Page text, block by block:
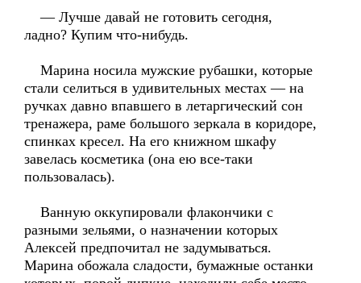
— Лучше давай не готовить сегодня,
ладно? Купим что-нибудь.
Марина носила мужские рубашки, которые
стали селиться в удивительных местах — на
ручках давно впавшего в летаргический сон
тренажера, раме большого зеркала в коридоре,
спинках кресел. На его книжном шкафу
завелась косметика (она ею все-таки
пользовалась).
Ванную оккупировали флакончики с
разными зельями, о назначении которых
Алексей предпочитал не задумываться.
Марина обожала сладости, бумажные останки